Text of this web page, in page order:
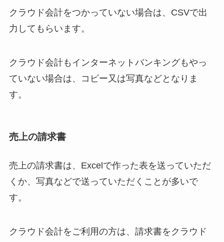
クラウド会計をつかっていない場合は、CSVで出
力してもらいます。
クラウド会計もインターネットバンキングもやっ
ていない場合は、コピー又は写真などとなりま
す。
売上の請求書
売上の請求書は、Excelで作った表を送っていただ
くか、写真などで送っていただくことが多いで
す。
クラウド会計をご利用の方は、請求書をクラウド